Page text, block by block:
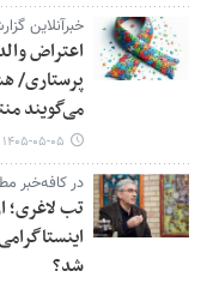
خبرآنلاین
اعتراض
پرستاری/
می‌گویند
۱۴۰۵-۰۵-۰۵ ۰۷:۰۴
در کافه‌خبر
تب لاغری؛
شد؟